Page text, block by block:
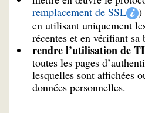
remplacement de SSL
)
en utilisant uniquement
récentes et en vérifiant
rendre l’utilisation de
toutes les pages
lesquelles sont affichées
données personnelles.